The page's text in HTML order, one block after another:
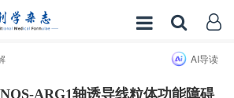
AI导读
ARG1轴诱导线粒体功能障碍